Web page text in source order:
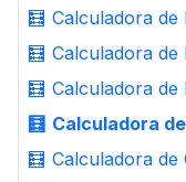
🧮 Calculadora de
🧮 Calculadora de
🧮 Calculadora de
🧮 Calculadora
🧮 Calculadora de